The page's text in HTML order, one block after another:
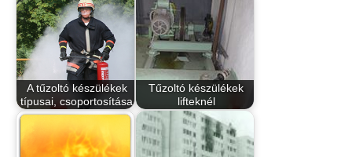
A tűzoltó készülékek
típusai, csoportosítása
Tűzoltó készülékek
lifteknél